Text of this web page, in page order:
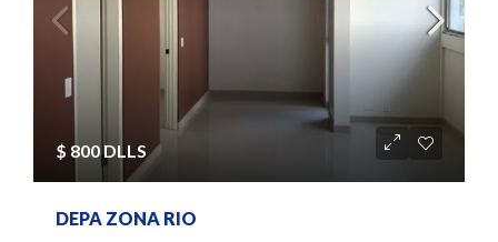
$ 800 DLLS
DEPA ZONA RIO